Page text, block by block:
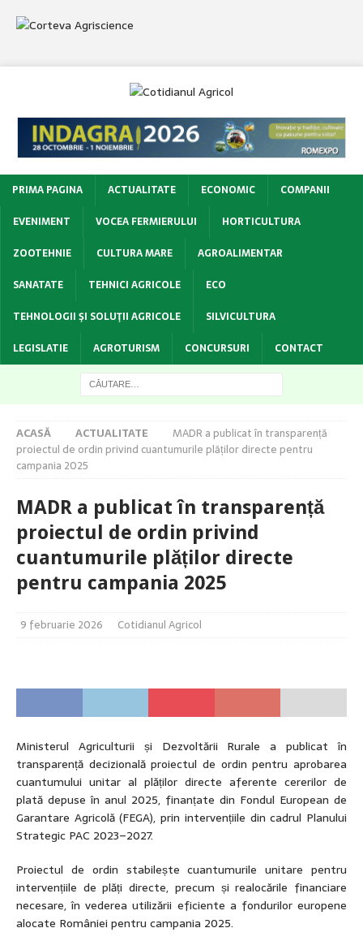
PRIMA PAGINA ACTUALITATE ECONOMIC
COMPANII
EVENIMENT
VOCEA FERMIERULUI
HORTICULTURA
ZOOTEHNIE
CULTURA MARE
AGROALIMENTAR
SANATATE
TEHNICI AGRICOLE
ECO
TEHNOLOGII ŞI SOLUŢII AGRICOLE
SILVICULTURA
LEGISLATIE
AGROTURISM CONCURSURI CONTACT
ACASĂ ACTUALITATE
MADR a publicat în transparență
proiectul de ordin privind cuantumurile plăților directe pentru
campania 2025
MADR a publicat în transparență
proiectul de ordin privind
cuantumurile plăților directe
pentru campania 2025
9 februarie 2026 Cotidianul Agricol
Ministerul Agriculturii și Dezvoltării Rurale a publicat în
transparență decizională proiectul de ordin pentru aprobarea
cuantumului unitar al plăților directe aferente cererilor de
plată depuse în anul 2025, finanțate din Fondul European de
Garantare Agricolă (FEGA), prin intervențiile din cadrul Planului
Strategic PAC 2023–2027.
Proiectul de ordin stabilește cuantumurile unitare pentru
intervențiile de plăți directe, precum și realocările financiare
necesare, în vederea utilizării eficiente a fondurilor europene
alocate României pentru campania 2025.